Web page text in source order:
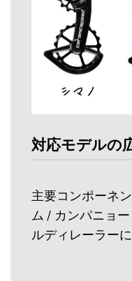
対応モデルの
主要コンポーネ
ム / カンパニョ
ルディレーラー